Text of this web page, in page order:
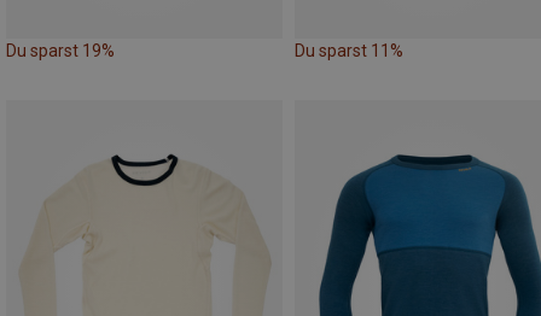
Du sparst 19% Du sparst 11%